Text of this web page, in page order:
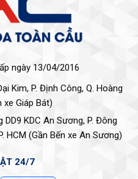
ngày 13/04/2016
Kim, P. Định Công, Q. Hoàng
xe Giáp Bát)
DD9 KDC An Sương, P. Đông
HCM (Gần Bến xe An Sương)
24/7